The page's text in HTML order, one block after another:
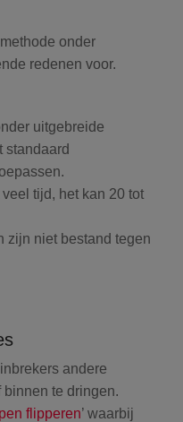
onder
redenen voor.
uitgebreide
standaard
tijd, het kan 20 tot
zijn niet bestand tegen
andere
te dringen.
flipperen’ waarbij